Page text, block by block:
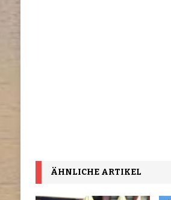
ÄHNLICHE ARTIKEL